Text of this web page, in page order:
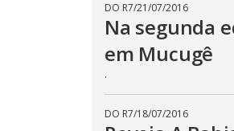
DO R7/21/07/2016
Na segunda
em Mucugê
.
DO R7/18/07/2016